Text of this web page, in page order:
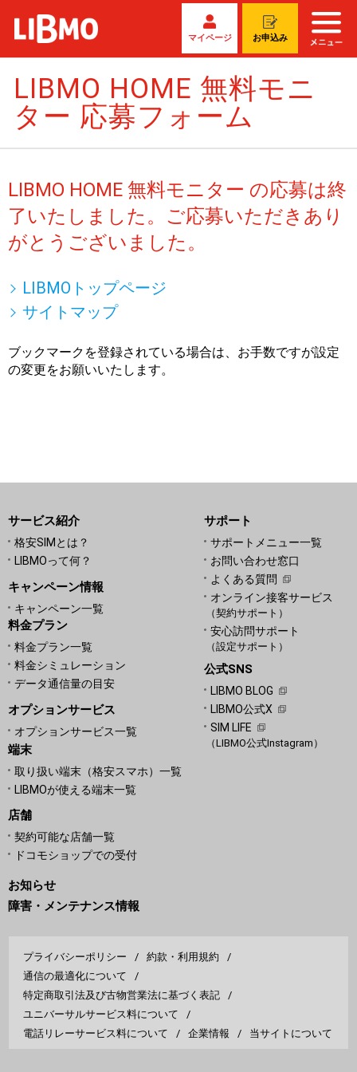
マイページ お申込み
LIBMO HOME 無料モニ
ター 応募フォーム
LIBMO HOME 無料モニター の応募は終
了いたしました。ご応募いただきあり
がとうございました。
LIBMOトップページ
サイトマップ
ブックマークを登録されている場合は、お手数ですが設定
の変更をお願いいたします。
サービス紹介
格安SIMとは？
LIBMOって何？
キャンペーン情報
キャンペーン一覧
料金プラン
料金プラン一覧
料金シミュレーション
データ通信量の目安
オプションサービス
オプションサービス一覧
端末
取り扱い端末（格安スマホ）一覧
LIBMOが使える端末一覧
店舗
契約可能な店舗一覧
ドコモショップでの受付
サポート
サポートメニュー一覧
お問い合わせ窓口
よくある質問
オンライン接客サービス
（契約サポート）
安心訪問サポート
（設定サポート）
公式SNS
LIBMO BLOG
LIBMO公式X
SIM LIFE
（LIBMO公式Instagram）
お知らせ
障害・メンテナンス情報
プライバシーポリシー
約款・利用規約
通信の最適化について
特定商取引法及び古物営業法に基づく表記
ユニバーサルサービス料について
電話リレーサービス料について
企業情報 当サイトについて